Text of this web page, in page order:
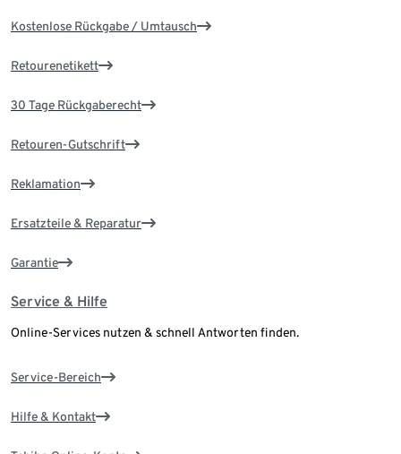
Kostenlose Rückgabe / Umtausch
Retourenetikett
30 Tage Rückgaberecht
Retouren-Gutschrift
Reklamation
Ersatzteile & Reparatur
Garantie
Service & Hilfe
Online-Services nutzen & schnell Antworten finden.
Service-Bereich
Hilfe & Kontakt